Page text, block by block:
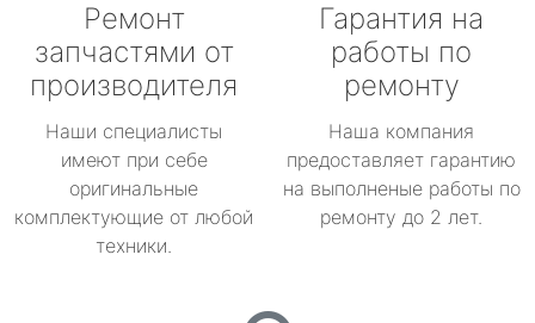
Ремонт
запчастями от
производителя
Наши специалисты
имеют при себе
оригинальные
комплектующие от любой
техники.
Гарантия на
работы по
ремонту
Наша компания
предоставляет гарантию
на выполненые работы по
ремонту до 2 лет.